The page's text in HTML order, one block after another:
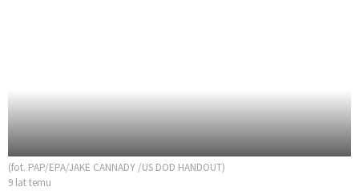
(fot. PAP/EPA/JAKE CANNADY /US DOD HANDOUT)
9 lat temu